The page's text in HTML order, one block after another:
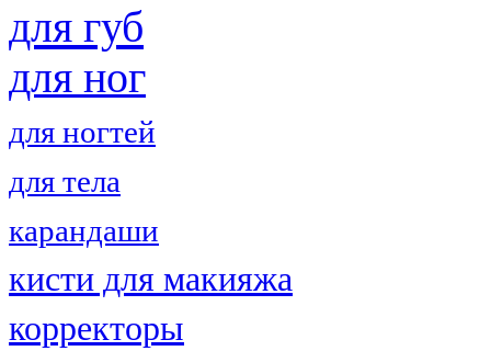
для губ
для ног
для ногтей
для тела
карандаши
кисти для макияжа
корректоры